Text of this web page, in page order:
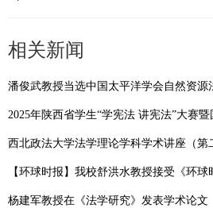
相关新闻
潘俊武教授当选中国太平洋学会自然资源
2025年陕西省学生“学宪法 讲宪法”大赛
西北政法大学法学理论学科学术讲座（第
【环球时报】我校舒洪水教授接受《环
杨建军教授在《法学研究》发表学术论文